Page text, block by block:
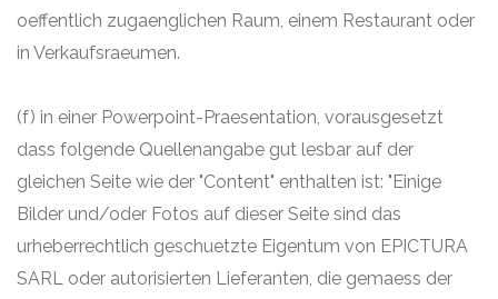
oeffentlich zugaenglichen Raum, einem Restaurant oder
in Verkaufsraeumen.
(f) in einer Powerpoint-Praesentation, vorausgesetzt
dass folgende Quellenangabe gut lesbar auf der
gleichen Seite wie der "Content" enthalten ist: "Einige
Bilder und/oder Fotos auf dieser Seite sind das
urheberrechtlich geschuetzte Eigentum von EPICTURA
SARL oder autorisierten Lieferanten, die gemaess der